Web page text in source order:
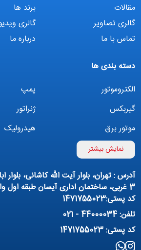
مقالات
برند ها
گالری تصاویر
گالری
تماس با ما
درباره ما
دسته بندی ها
الکتروموتور
پمپ
گیربکس
ژنراتور
موتور برق
هیدرولیک
اینورتر
تهویه مطبوع
پمپ هواده
پمپ وکیوم
فیلتراسیون و تصفیه
منبع آب (تانکر آب)
مواد شیمیایی
نمایش بیشتر
آدرس : تهران، بلوار آیت الله کاشانی،
کد پستی:1471755023
تلفن: 44000034 - 021
کد پستی: 1471755023